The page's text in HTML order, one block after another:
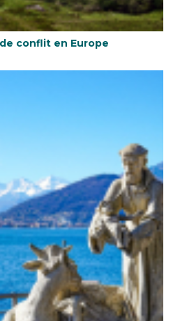
conflit en Europe